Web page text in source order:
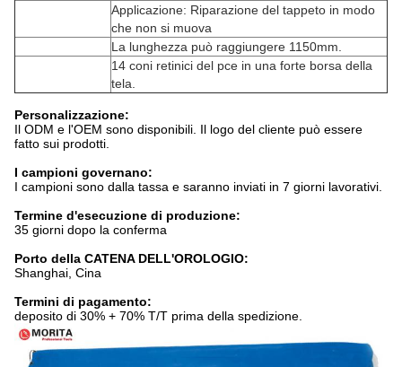
Applicazione: Riparazione del tappeto in modo
che non si muova
La lunghezza può raggiungere 1150mm.
14 coni retinici del pce in una forte borsa della
tela.
Personalizzazione:
Il ODM e l'OEM sono disponibili. Il logo del cliente può essere
fatto sui prodotti.
I campioni governano:
I campioni sono dalla tassa e saranno inviati in 7 giorni lavorativi.
Termine d'esecuzione di produzione:
35 giorni dopo la conferma
Porto della CATENA DELL'OROLOGIO:
Shanghai, Cina
Termini di pagamento:
deposito di 30% + 70% T/T prima della spedizione.